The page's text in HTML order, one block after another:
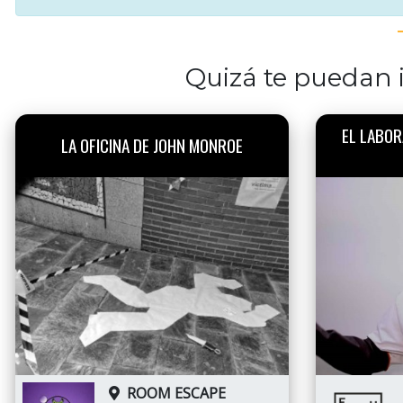
Quizá te puedan
LA OFICINA DE JOHN MONROE
ROOM ESCAPE
EL